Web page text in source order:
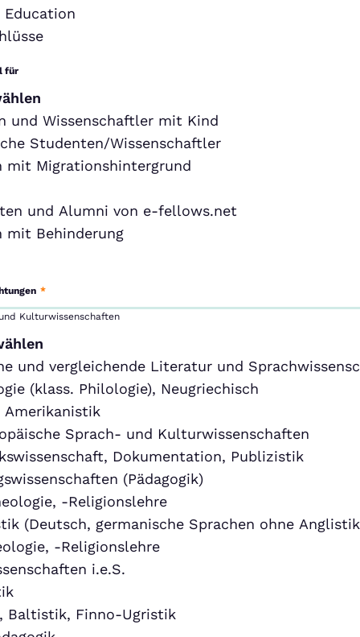
Education
für
und Wissenschaftler mit Kind
Studenten/Wissenschaftler
mit Migrationshintergrund
und Alumni von e-fellows.net
mit Behinderung
*
Kulturwissenschaften
und vergleichende Literatur und
(klass. Philologie), Neugriechisch
Sprach- und Kulturwissenschaften
Dokumentation, Publizistik
(Pädagogik)
-Religionslehre
(Deutsch, germanische Sprachen ohne
-Religionslehre
i.e.S.
Baltistik, Finno-Ugristik